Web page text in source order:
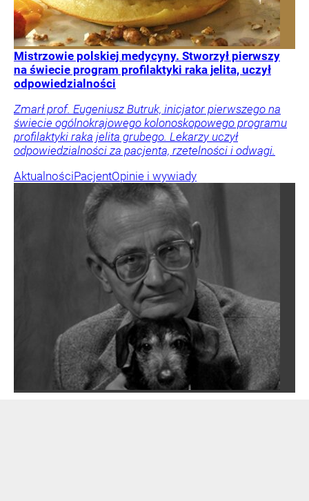
Mistrzowie polskiej medycyny. Stworzył pierwszy
na świecie program profilaktyki raka jelita, uczył
odpowiedzialności
Zmarł prof. Eugeniusz Butruk, inicjator pierwszego na
świecie ogólnokrajowego kolonoskopowego programu
profilaktyki raka jelita grubego. Lekarzy uczył
odpowiedzialności za pacjenta, rzetelności i odwagi.
AktualnościPacjentOpinie i wywiady